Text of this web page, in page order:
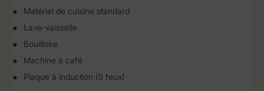
Matériel de cuisine standard
Lave-vaisselle
Bouilloire
Machine à café
Plaque à induction (5 feux)